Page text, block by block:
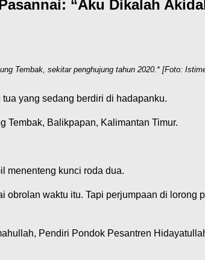
“Aku Dikalah
Tembak, sekitar penghujung tahun 2020.* [Foto:
yang sedang berdiri di hadapanku.
Tembak, Balikpapan, Kalimantan Timur.
menenteng kunci roda dua.
waktu itu. Tapi perjumpaan di lorong
Pendiri Pondok Pesantren